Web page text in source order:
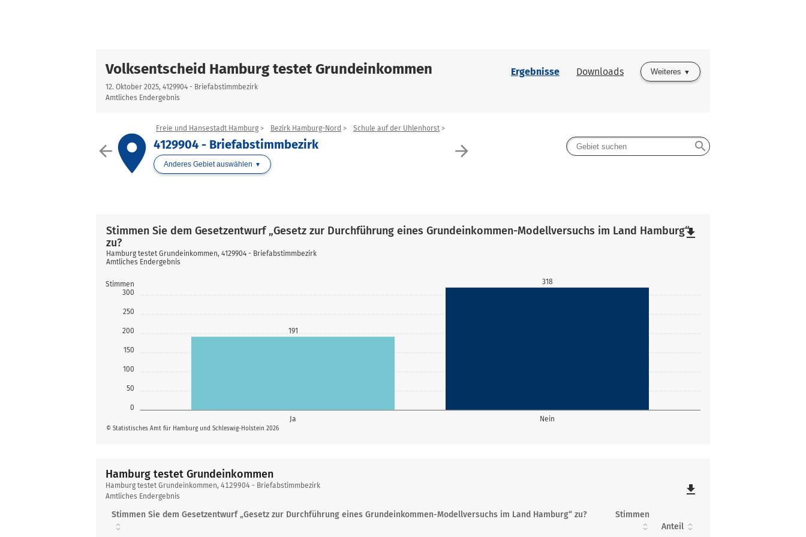
Volksentscheid Hamburg testet Grundeinkommen
12. Oktober 2025, 4129904 - Briefabstimmbezirk
Amtliches Endergebnis
Ergebnisse Downloads Weiteres
arrow_back arrow_forward
place
Freie und Hansestadt Hamburg Bezirk Hamburg-Nord Schule auf der Uhlenhorst
4129904 - Briefabstimmbezirk
Anderes Gebiet auswählen
search
0
50
100
150
200
250
300
Stimmen
Ja Nein
191
318
© Statistisches Amt für Hamburg und Schleswig-Holstein 2026
Stimmen Sie dem Gesetzentwurf „Gesetz zur Durchführung eines Grundeinkommen-Modellversuchs im Land Hamburg“
zu?
Hamburg testet Grundeinkommen, 4129904 - Briefabstimmbezirk
Amtliches Endergebnis
file_download
Hamburg testet Grundeinkommen
Hamburg
testet
Grundeinkommen
Hamburg testet Grundeinkommen, 4129904 - Briefabstimmbezirk
Amtliches Endergebnis
file_download
Stimmen Sie dem Gesetzentwurf „Gesetz zur Durchführung eines Grundeinkommen-Modellversuchs im Land Hamburg“ zu?
Stimmen
Anteil